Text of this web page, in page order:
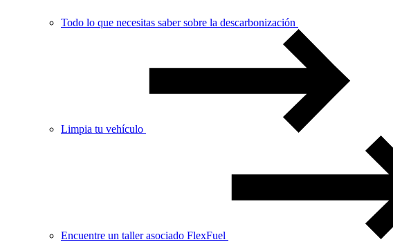
Todo lo que necesitas saber sobre la descarbonización
Limpia tu vehículo
Encuentre un taller asociado FlexFuel